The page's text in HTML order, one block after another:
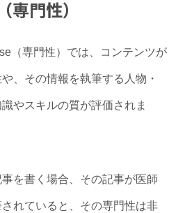
門性）
（専門性）では、コンテンツが
、その情報を執筆する人物・
やスキルの質が評価されま
を書く場合、その記事が医師
れていると、その専門性は非